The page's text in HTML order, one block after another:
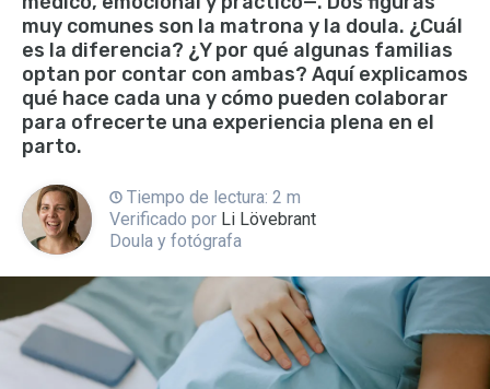
muy comunes son la matrona y la doula. ¿Cuál
es la diferencia? ¿Y por qué algunas familias
optan por contar con ambas? Aquí explicamos
qué hace cada una y cómo pueden colaborar
para ofrecerte una experiencia plena en el
parto.
Tiempo de lectura: 2 m
Verificado por Li Lövebrant
Doula y fotógrafa